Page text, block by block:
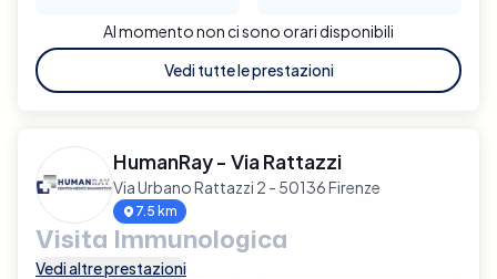
Al momento non ci sono orari disponibili
Vedi tutte le prestazioni
HumanRay - Via Rattazzi
Via Urbano Rattazzi 2 - 50136 Firenze
7.5 km
Visita Immunologica
Vedi altre prestazioni